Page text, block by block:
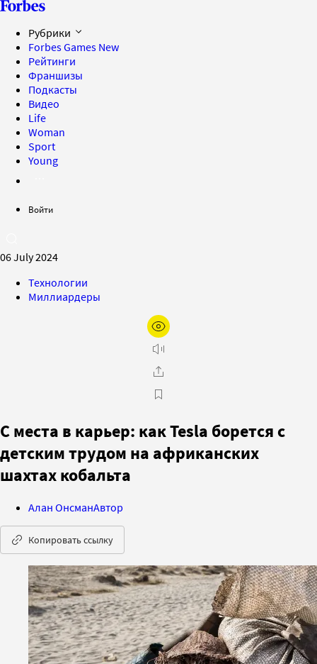
Рубрики
Forbes Games New
Рейтинги
Франшизы
Подкасты
Видео
Life
Woman
Sport
Young
Войти
06 July 2024
Технологии
Миллиардеры
С места в карьер: как Tesla борется с
детским трудом на африканских
шахтах кобальта
Алан ОнсманАвтор
Копировать ссылку